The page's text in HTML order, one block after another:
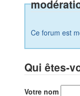
Ce forum est
Qui êtes-
Votre nom